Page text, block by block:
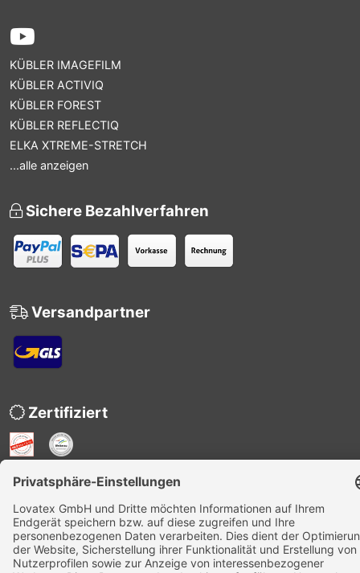
KÜBLER IMAGEFILM
KÜBLER ACTIVIQ
KÜBLER FOREST
KÜBLER REFLECTIQ
ELKA XTREME-STRETCH
...alle anzeigen
Sichere Bezahlverfahren
Versandpartner
Zertifiziert
HAKRO-Nachhaltigkeitsbericht